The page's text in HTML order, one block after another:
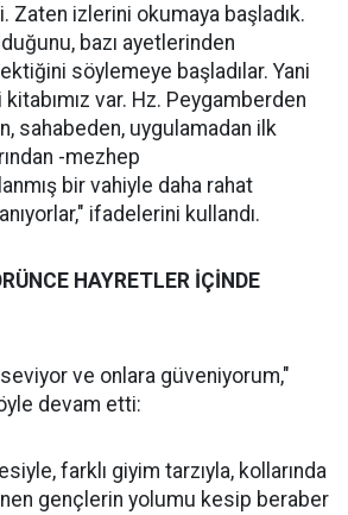
Zaten izlerini okumaya başladık.
bazı ayetlerinden
söylemeye başladılar. Yani
var. Hz. Peygamberden
sahabeden, uygulamadan ilk
-mezhep
bir vahiyle daha rahat
ifadelerini kullandı.
HAYRETLER İÇİNDE
ve onlara güveniyorum,"
devam etti:
farklı giyim tarzıyla, kollarında
gençlerin yolumu kesip beraber